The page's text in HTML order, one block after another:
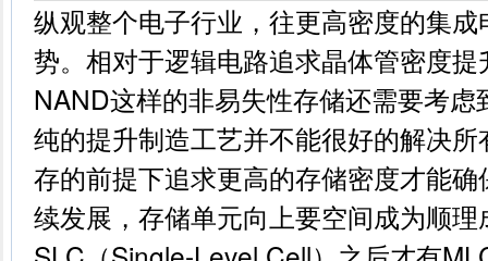
纵观整个电子行业，往更高密度的集
势。相对于逻辑电路追求晶体管密度
NAND这样的非易失性存储还需要考
纯的提升制造工艺并不能很好的解决
存的前提下追求更高的存储密度才能
续发展，存储单元向上要空间成为顺